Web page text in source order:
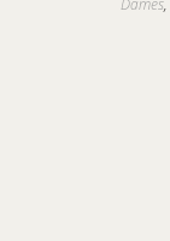
Dames,